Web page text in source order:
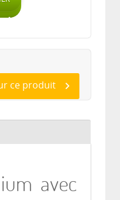
ce produit
avec